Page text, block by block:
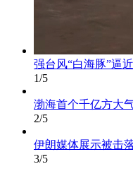
强台风“白海豚”逼
1/5
渤海首个千亿方大
2/5
伊朗媒体展示被击
3/5